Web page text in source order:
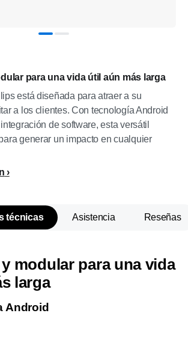
para una vida útil aún más larga
está diseñada para atraer a su
a los clientes. Con tecnología Android
de software, esta versátil
generar un impacto en cualquier
técnicas Asistencia Reseñas
modular para una vida
larga
Android